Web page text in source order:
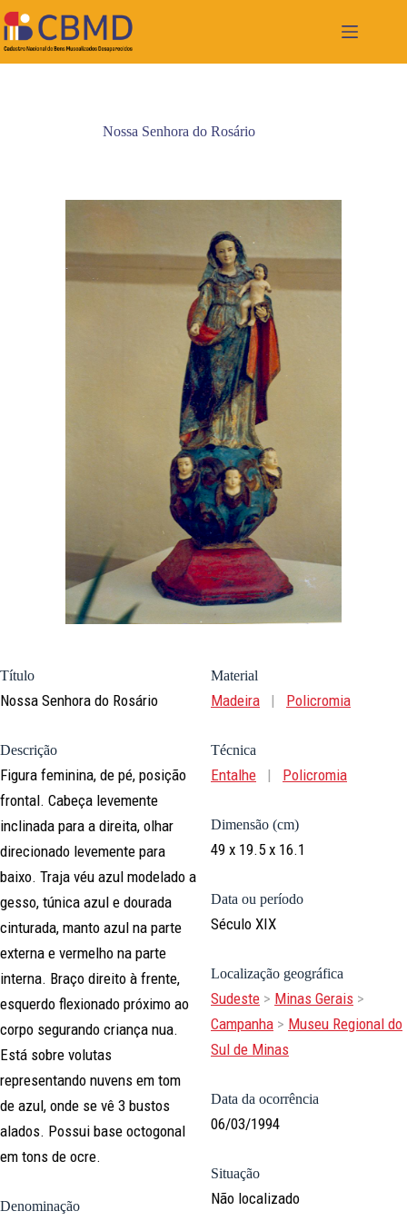
para
o
conteúdo
Nossa Senhora do Rosário
Título
Nossa Senhora do Rosário
Descrição
Figura feminina, de pé, posição
frontal. Cabeça levemente
inclinada para a direita, olhar
direcionado levemente para
baixo. Traja véu azul modelado a
gesso, túnica azul e dourada
cinturada, manto azul na parte
externa e vermelho na parte
interna. Braço direito à frente,
esquerdo flexionado próximo ao
corpo segurando criança nua.
Está sobre volutas
representando nuvens em tom
de azul, onde se vê 3 bustos
alados. Possui base octogonal
em tons de ocre.
Denominação
Material
Madeira | Policromia
Técnica
Entalhe | Policromia
Dimensão (cm)
49 x 19.5 x 16.1
Data ou período
Século XIX
Localização geográfica
Sudeste > Minas Gerais >
Campanha > Museu Regional do
Sul de Minas
Data da ocorrência
06/03/1994
Situação
Não localizado